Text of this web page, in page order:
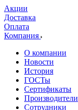
Акции
Доставка
Оплата
Компания
О компании
Новости
История
ГОСТы
Сертификаты
Производители
Сотрудники